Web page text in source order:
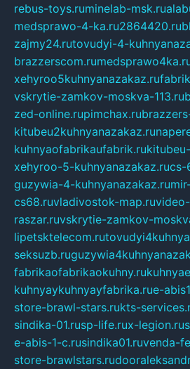
rebus-toys.ruminelab-msk.ru
medsprawo-4-ka.ru2864420.ru
zajmy24.rutovudyi-4-
brazzerscom.ru
xehyroo5kuhnyanazakaz.ru
vskrytie-zamkov-moskva-113.ru
zed-online.rupimchax.ru
kitubeu2kuhnyanazakaz.ru
kuhnyaofabrikaufabrik.ru
xehyroo-5-kuhnyanazakaz.rucs-
guzywia-4-kuhnyanazakaz.ru
cs68.ruvladivostok-map.ru
raszar.ruvskrytie-zamkov-
lipetsktelecom.ru
seksuzb.ru
fabrikaofabrikaokuhny.ru
kuhnyaykuhnyayfabrika.rue-
store-brawl-stars.rukts-
sindika-01.rusp-life.rux-legion.ru
e-abis-1-c.rusindika01.ruvenda-
store-brawlstars.ru